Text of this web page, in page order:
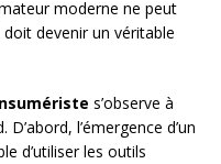
moderne ne peut
devenir un véritable
s’observe à
l’émergence d’un
d’utiliser les outils